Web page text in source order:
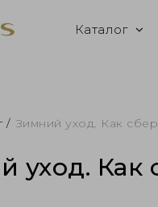
Каталог
/ Зимний уход. Как
уход. Как